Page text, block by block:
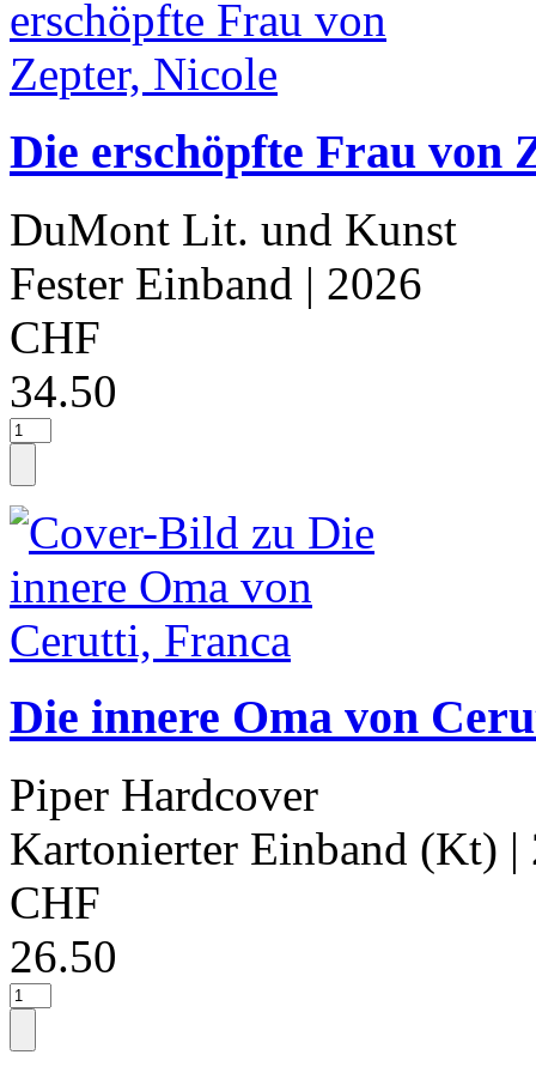
Die erschöpfte Frau von
DuMont Lit. und Kunst
Fester Einband | 2026
CHF
34.50
Die innere Oma von
Piper Hardcover
Kartonierter Einband (Kt) |
CHF
26.50